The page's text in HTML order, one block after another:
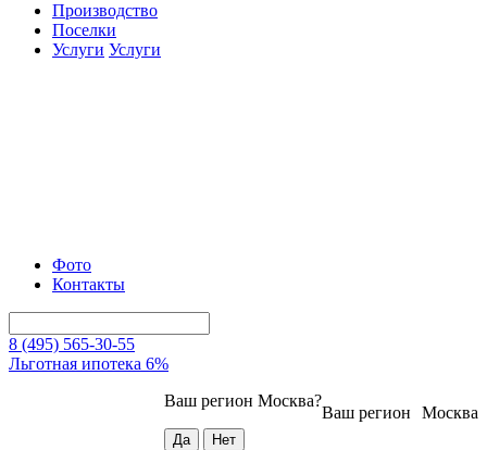
Производство
Поселки
Услуги Услуги
Фото
Контакты
8 (495) 565-30-55
Льготная ипотека 6%
Москва
Ваш регион
Ваш регион Москва?